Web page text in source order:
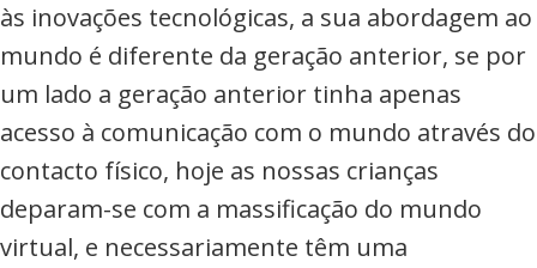
às inovações tecnológicas, a sua abordagem ao
mundo é diferente da geração anterior, se por
um lado a geração anterior tinha apenas
acesso à comunicação com o mundo através do
contacto físico, hoje as nossas crianças
deparam-se com a massificação do mundo
virtual, e necessariamente têm uma